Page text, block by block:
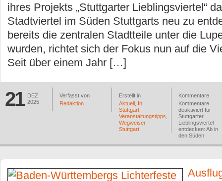
ihres Projekts „Stuttgarter Lieblingsviertel“
Stadtviertel im Süden Stuttgarts neu zu
bereits die zentralen Stadtteile unter die
wurden, richtet sich der Fokus nun auf die
Seit über einem Jahr […]
21
DEZ
2025
Verfasst von
Redaktion
Erstellt in
Aktuell In
Stuttgart
Veranstaltungstipps
Wegweiser
Stuttgart
Kommentare
Kommentare
deaktiviert für
Stuttgarter
Lieblingsviertel
entdecken: Ab in
den Süden